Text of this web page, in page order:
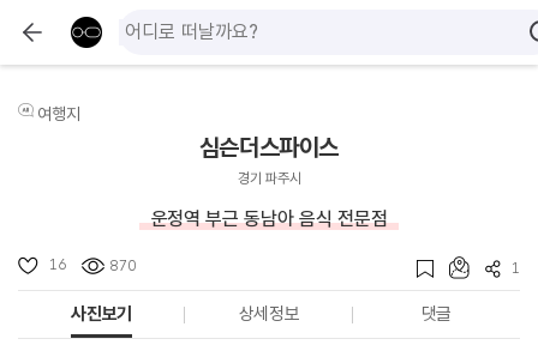
여행지
심슨더스파이스
경기 파주시
운정역 부근 동남아 음식 전문점
16 870 1
사진보기 상세정보 댓글